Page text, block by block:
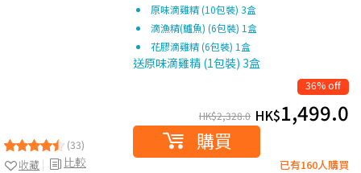
(33)
比較
收藏
原味滴雞精 (10包裝) 3盒
滴漁精(鱸魚) (6包裝) 1盒
花膠滴雞精 (6包裝) 1盒
送原味滴雞精 (1包裝) 3盒
36% off
HK$2,328.0 HK$1,499.0
購買
已有160人購買